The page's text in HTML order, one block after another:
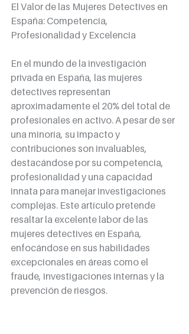
El Valor de las Mujeres Detectives en
España: Competencia,
Profesionalidad y Excelencia
En el mundo de la investigación
privada en España, las mujeres
detectives representan
aproximadamente el 20% del total de
profesionales en activo. A pesar de ser
una minoría, su impacto y
contribuciones son invaluables,
destacándose por su competencia,
profesionalidad y una capacidad
innata para manejar investigaciones
complejas. Este artículo pretende
resaltar la excelente labor de las
mujeres detectives en España,
enfocándose en sus habilidades
excepcionales en áreas como el
fraude, investigaciones internas y la
prevención de riesgos.